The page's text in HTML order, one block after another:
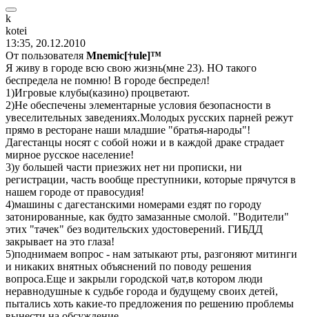
k
kotei
13:35, 20.12.2010
От пользователя Mnemic[†ule]™
Я живу в городе всю свою жизнь(мне 23). НО такого
беспредела не помню! В городе беспредел!
1)Игровые клубы(казино) процветают.
2)Не обеспечены элементарные условия безопасности в
увеселительных заведениях.Молодых русских парней режут
прямо в ресторане наши младшие "братья-народы"!
Дагестанцы носят с собой ножи и в каждой драке страдает
мирное русское население!
3)у большей части приезжих нет ни прописки, ни
регистрации, часть вообще преступники, которые прячутся в
нашем городе от правосудия!
4)машины с дагестанскими номерами ездят по городу
затонированные, как будто замазанные смолой. "Водители"
этих "тачек" без водительских удостоверений. ГИБДД
закрывает на это глаза!
5)поднимаем вопрос - нам затыкают рты, разгоняют митинги
и никаких внятных объяснений по поводу решения
вопроса.Еще и закрыли городской чат,в котором люди
неравнодушные к судьбе города и будущему своих детей,
пытались хоть какие-то предложения по решению проблемы